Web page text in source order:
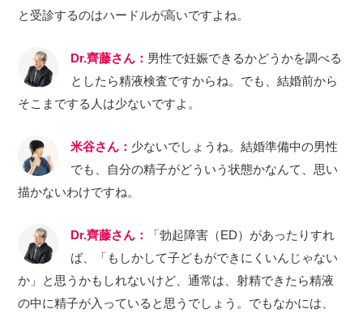
と受診するのはハードルが高いですよね。
Dr.齊藤さん： 男性で妊娠できるかどうかを調べる
としたら精液検査ですからね。でも、結婚前から
そこまでする人は少ないですよ。
米谷さん： 少ないでしょうね。結婚準備中の男性
でも、自分の精子がどういう状態かなんて、思い
描かないわけですね。
Dr.齊藤さん：
「勃起障害（ED）があったりすれ
ば、「もしかして子どもができにくいんじゃない
か」と思うかもしれないけど、通常は、射精できたら精液
の中に精子が入っていると思うでしょう。でもなかには、